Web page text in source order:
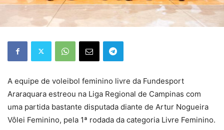
A equipe de voleibol feminino livre da Fundesport
Araraquara estreou na Liga Regional de Campinas com
uma partida bastante disputada diante de Artur Nogueira
Vôlei Feminino, pela 1ª rodada da categoria Livre Feminino.